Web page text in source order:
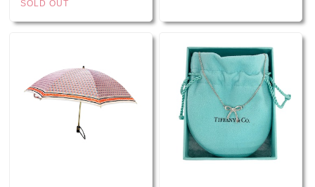
SOLD OUT
リック ボタニカル ドロ
ーイング シュールレアリ
スム風 （1484）